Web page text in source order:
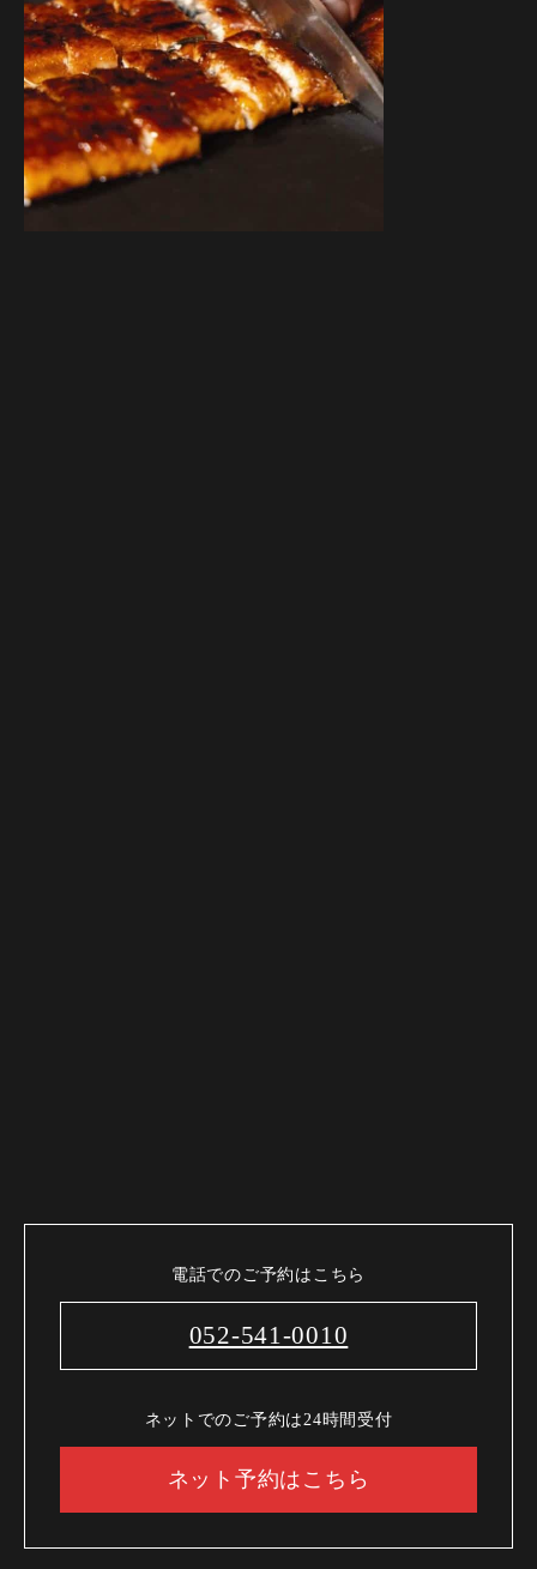
電話でのご予約はこちら
052-541-0010
ネットでのご予約は24時間受付
ネット予約はこちら